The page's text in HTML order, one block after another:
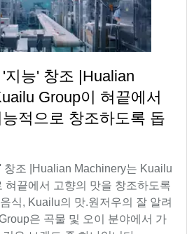
지능' 창조 |Hualian
Group이 혀끝에서
적으로 창조하도록 돕
창조 |Hualian Machinery는 Kuailu
혀끝에서 고향의 맛을 창조하도록
식, Kuailu의 맛.원저우의 잘 알려
은 곡물 및 오이 분야에서 가